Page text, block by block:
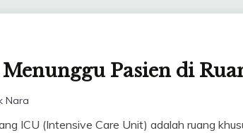
Pasien di
Nara
ICU (Intensive Care Unit) adalah ruang